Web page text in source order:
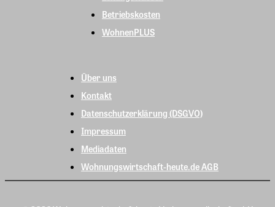
Betriebskosten
WohnenPLUS
Über uns
Kontakt
Datenschutzerklärung (DSGVO)
Impressum
Mediadaten
Wohnungswirtschaft-heute.de AGB